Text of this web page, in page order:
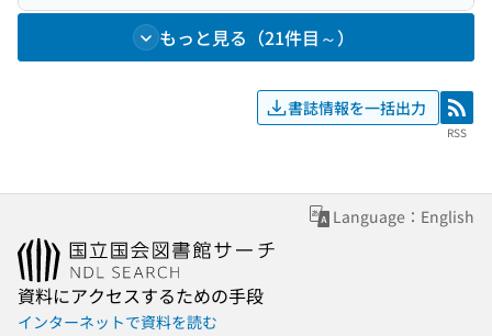
もっと見る（21件目～）
書誌情報を一括出力 RSS
RSS
Language：English
資料にアクセスするための手段
インターネットで資料を読む